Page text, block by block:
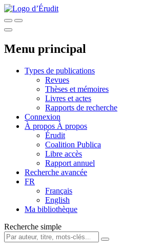
Menu principal
Types de publications
Revues
Thèses et mémoires
Livres et actes
Rapports de recherche
Connexion
À propos À propos
Érudit
Coalition Publica
Libre accès
Rapport annuel
Recherche avancée
FR
Français
English
Ma bibliothèque
Recherche simple